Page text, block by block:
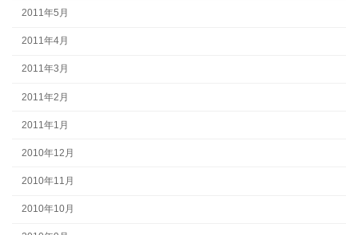
2011年5月
2011年4月
2011年3月
2011年2月
2011年1月
2010年12月
2010年11月
2010年10月